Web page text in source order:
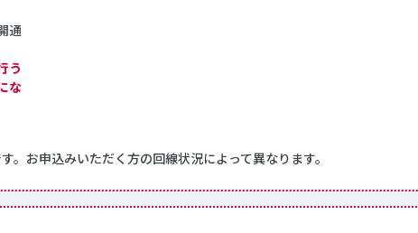
通
う
な
。お申込みいただく方の回線状況によって異なります。